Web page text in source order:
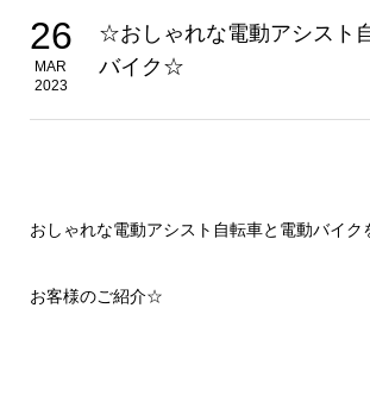
26
MAR
2023
☆おしゃれな電動アシスト
バイク☆
おしゃれな電動アシスト自転車と電動バイク
お客様のご紹介☆